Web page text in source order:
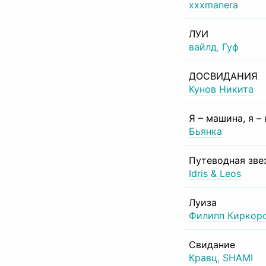
xxxmanera
ЛУИ
вайлд, Гуф
ДОСВИДАНИЯ
Кунов Никита
Я – машина, я –
Бьянка
Путеводная
Idris & Leos
Луиза
Филипп
Свидание
Кравц, SHAMI